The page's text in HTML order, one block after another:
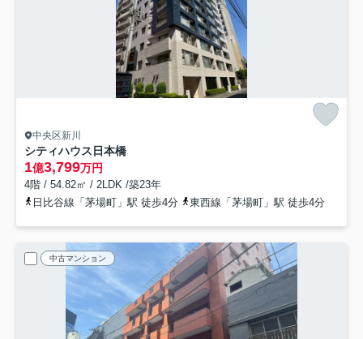
中央区新川
シティハウス日本橋
1億3,799万円
4階 / 54.82㎡ / 2LDK /築23年
日比谷線「茅場町」駅 徒歩4分
東西線「茅場町」駅 徒歩4分
中古マンション